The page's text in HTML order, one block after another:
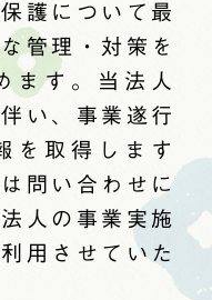
護について最
管理・対策を
ます。当法人
い、事業遂行
を取得します
問い合わせに
人の事業実施
用させていた